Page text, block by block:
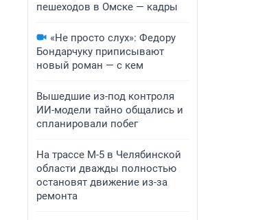
пешеходов в Омске — кадры
«Не просто слух»: Федору
Бондарчуку приписывают
новый роман — с кем
Вышедшие из-под контроля
ИИ-модели тайно общались и
спланировали побег
На трассе М-5 в Челябинской
области дважды полностью
остановят движение из-за
ремонта